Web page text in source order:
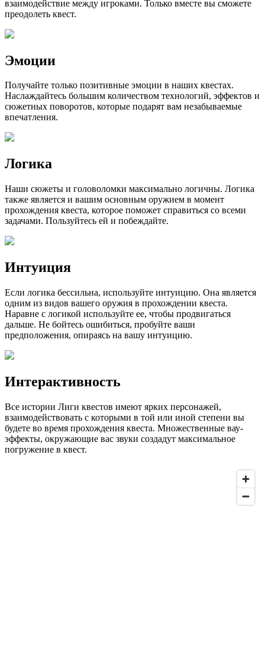
взаимодействие между игроками. Только вместе вы сможете
преодолеть квест.
Эмоции
Получайте только позитивные эмоции в наших квестах.
Наслаждайтесь большим количеством технологий, эффектов и
сюжетных поворотов, которые подарят вам незабываемые
впечатления.
Логика
Наши сюжеты и головоломки максимально логичны. Логика
также является и вашим основным оружием в момент
прохождения квеста, которое поможет справиться со всеми
задачами. Пользуйтесь ей и побеждайте.
Интуиция
Если логика бессильна, используйте интуицию. Она является
одним из видов вашего оружия в прохождении квеста.
Наравне с логикой используйте ее, чтобы продвигаться
дальше. Не бойтесь ошибиться, пробуйте ваши
предположения, опираясь на вашу интуицию.
Интерактивность
Все истории Лиги квестов имеют ярких персонажей,
взаимодействовать с которыми в той или иной степени вы
будете во время прохождения квеста. Множественные вау-
эффекты, окружающие вас звуки создадут максимальное
погружение в квест.